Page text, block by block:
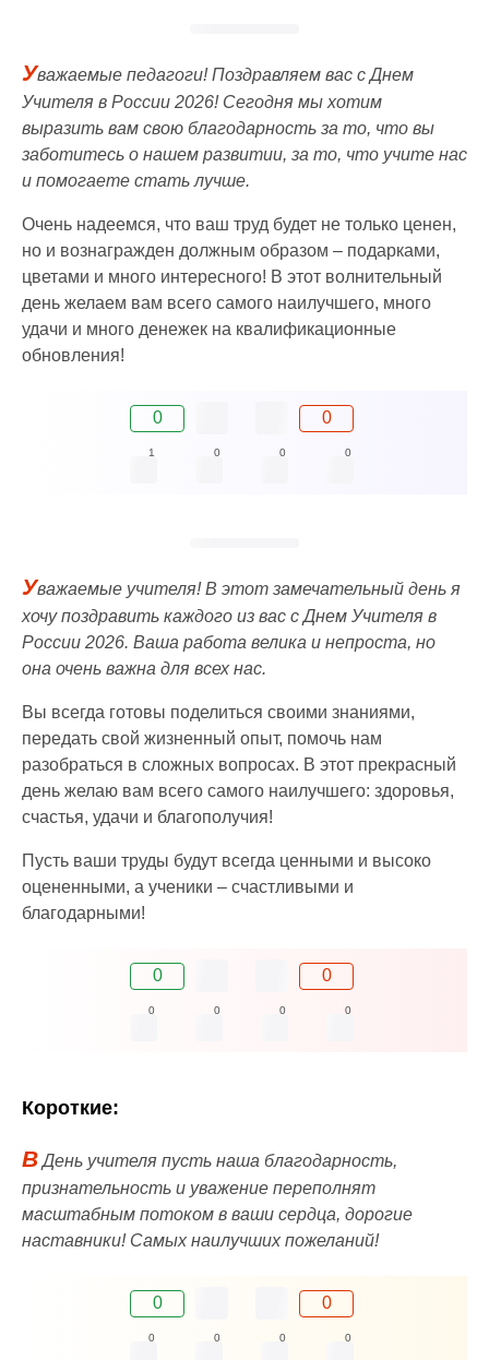
Уважаемые педагоги! Поздравляем вас с Днем
Учителя в России 2026! Сегодня мы хотим
выразить вам свою благодарность за то, что вы
заботитесь о нашем развитии, за то, что учите нас
и помогаете стать лучше.
Очень надеемся, что ваш труд будет не только ценен,
но и вознагражден должным образом – подарками,
цветами и много интересного! В этот волнительный
день желаем вам всего самого наилучшего, много
удачи и много денежек на квалификационные
обновления!
0 0
1 0 0 0
Уважаемые учителя! В этот замечательный день я
хочу поздравить каждого из вас с Днем Учителя в
России 2026. Ваша работа велика и непроста, но
она очень важна для всех нас.
Вы всегда готовы поделиться своими знаниями,
передать свой жизненный опыт, помочь нам
разобраться в сложных вопросах. В этот прекрасный
день желаю вам всего самого наилучшего: здоровья,
счастья, удачи и благополучия!
Пусть ваши труды будут всегда ценными и высоко
оцененными, а ученики – счастливыми и
благодарными!
0 0
0 0 0 0
Короткие:
ВДень учителя пусть наша благодарность,
признательность и уважение переполнят
масштабным потоком в ваши сердца, дорогие
наставники! Самых наилучших пожеланий!
0 0
0 0 0 0